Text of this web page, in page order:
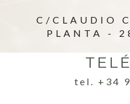
C/CLAUDIO
PLANTA -
tel. +34